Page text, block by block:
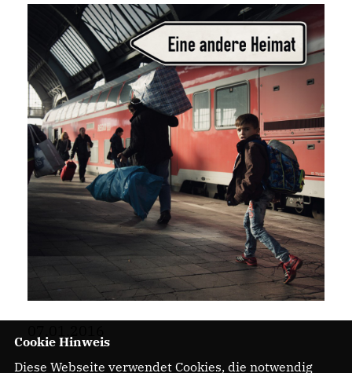
Cookie Hinweis
Diese Webseite verwendet Cookies, die notwendig